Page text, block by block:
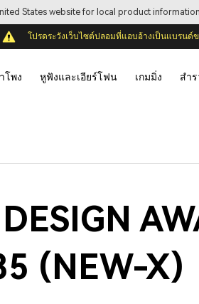
States website for local product
โปรดระวังเว็บไซต์ปลอมที่แอบอ้างเป็นแบรนด์ข
โพง หูฟังและเอียร์โฟน เกมมิ่ง สำร
(NEW-X)